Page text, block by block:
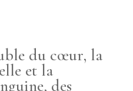
du cœur, la
et la
des